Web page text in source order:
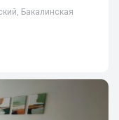
Бакалинская